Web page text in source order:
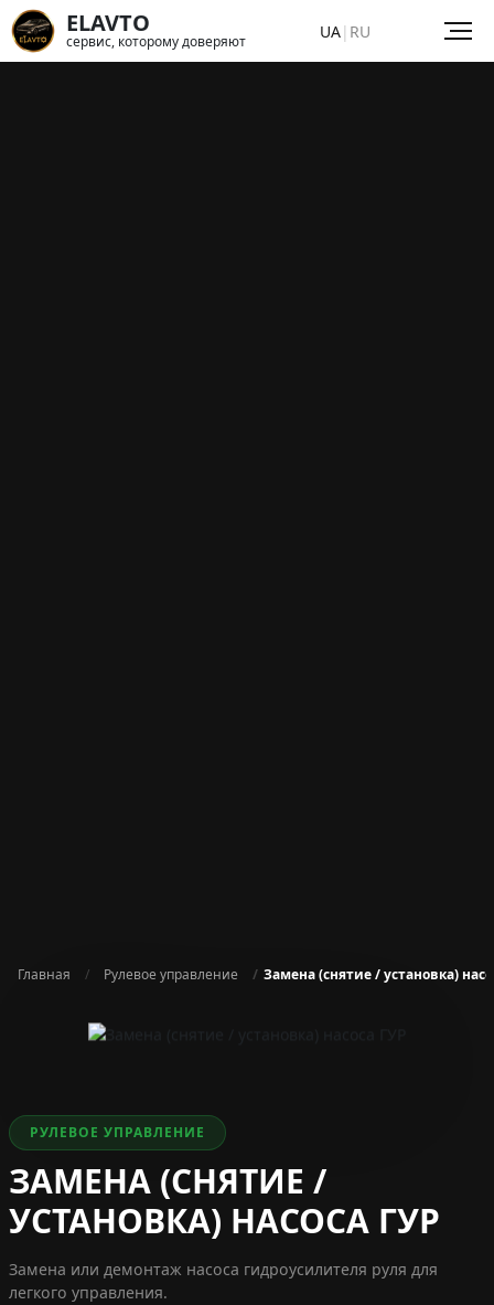
ELAVTO
сервис, которому доверяют UA| RU
Главная Рулевое управление Замена (снятие / установка)
РУЛЕВОЕ УПРАВЛЕНИЕ
ЗАМЕНА (СНЯТИЕ /
УСТАНОВКА) НАСОСА ГУР
Замена или демонтаж насоса гидроусилителя руля для
легкого управления.